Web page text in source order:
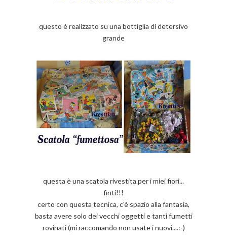
questo è realizzato su una bottiglia di detersivo
grande
questa è una scatola rivestita per i miei fiori...
finti!!!
certo con questa tecnica, c'è spazio alla fantasia,
basta avere solo dei vecchi oggetti e tanti fumetti
rovinati (mi raccomando non usate i nuovi....:-)